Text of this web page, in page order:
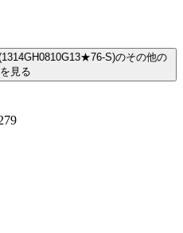
S)のその他の
見る